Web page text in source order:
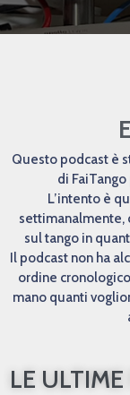
Questo podcast è
di
L’intento è
settimanalmente,
sul tango in
Il podcast non ha
ordine
mano quanti
LE